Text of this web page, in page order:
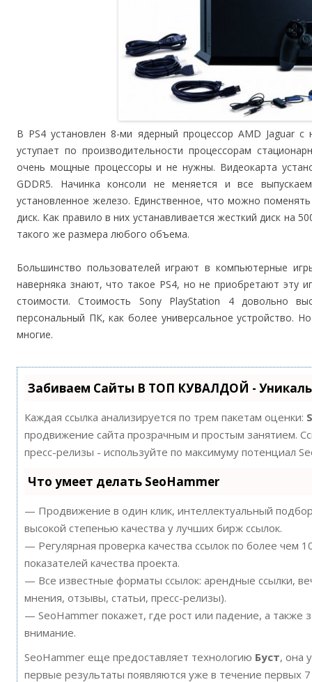
В PS4 установлен 8-ми ядерный процессор AMD Jaguar
уступает по производительности процессорам
очень мощные процессоры и не нужны. Видеокарта
GDDR5. Начинка консоли не меняется и все
установленное железо. Единственное, что можно
диск. Как правило в них устанавливается жесткий диск на
такого же размера любого объема.
Большинство пользователей играют в компьютерные
наверняка знают, что такое PS4, но не приобретают эту
стоимости. Стоимость Sony PlayStation 4 довольно
персональный ПК, как более универсальное устройство.
многие.
Забиваем Сайты В ТОП КУВАЛДОЙ -
Каждая ссылка анализируется по трем пакетам оценки:
продвижение сайта прозрачным и простым занятием.
пресс-релизы - используйте по максимуму потенциал
Что умеет делать SeoHammer
— Продвижение в один клик, интеллектуальный
высокой степенью качества у лучших бирж ссылок.
— Регулярная проверка качества ссылок по более чем
показателей качества проекта.
— Все известные форматы ссылок: арендные ссылки,
мнения, отзывы, статьи, пресс-релизы).
— SeoHammer покажет, где рост или падение, а также
внимание.
SeoHammer еще предоставляет технологию Буст, она
первые результаты появляются уже в течение первых